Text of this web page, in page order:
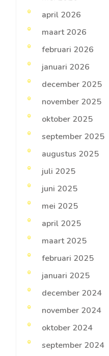
april 2026
maart 2026
februari 2026
januari 2026
december 2025
november 2025
oktober 2025
september 2025
augustus 2025
juli 2025
juni 2025
mei 2025
april 2025
maart 2025
februari 2025
januari 2025
december 2024
november 2024
oktober 2024
september 2024